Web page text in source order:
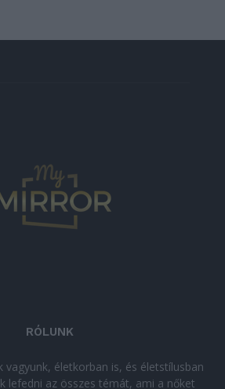
RÓLUNK
vagyunk, életkorban is, és életstílusban
lefedni az összes témát, ami a nőket